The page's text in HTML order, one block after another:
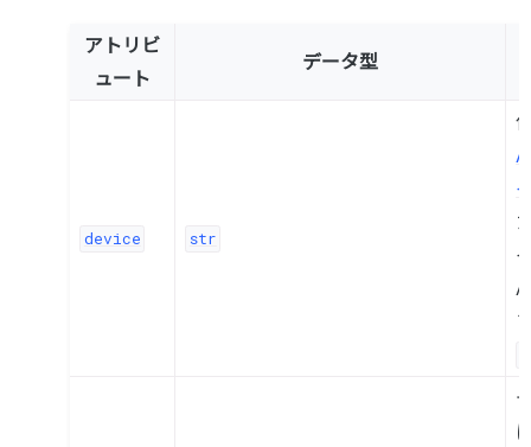
アトリビ
ュート
データ型
device str